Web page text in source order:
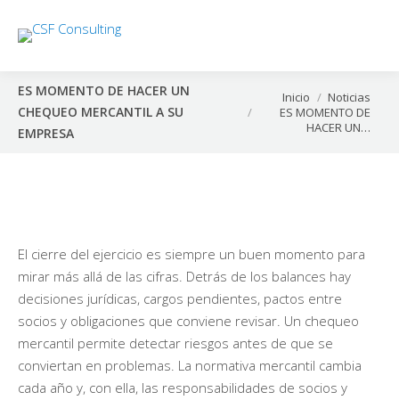
ES MOMENTO DE HACER UN
CHEQUEO MERCANTIL A SU
EMPRESA
Estás aquí:Inicio
Noticias
ES MOMENTO DE
HACER UN…
El cierre del ejercicio es siempre un buen momento para
mirar más allá de las cifras. Detrás de los balances hay
decisiones jurídicas, cargos pendientes, pactos entre
socios y obligaciones que conviene revisar. Un chequeo
mercantil permite detectar riesgos antes de que se
conviertan en problemas. La normativa mercantil cambia
cada año y, con ella, las responsabilidades de socios y